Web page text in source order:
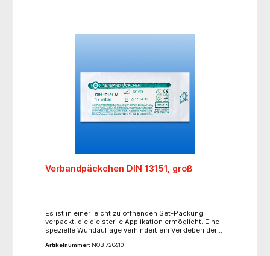
Verbandpäckchen DIN 13151, groß
Es ist in einer leicht zu öffnenden Set-Packung
verpackt, die die sterile Applikation ermöglicht. Eine
spezielle Wundauflage verhindert ein Verkleben der
Artikelnummer: NOB 720610